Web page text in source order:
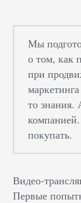
Мы
о том, как
при
то знания.
покупать.
Видео-
Первые